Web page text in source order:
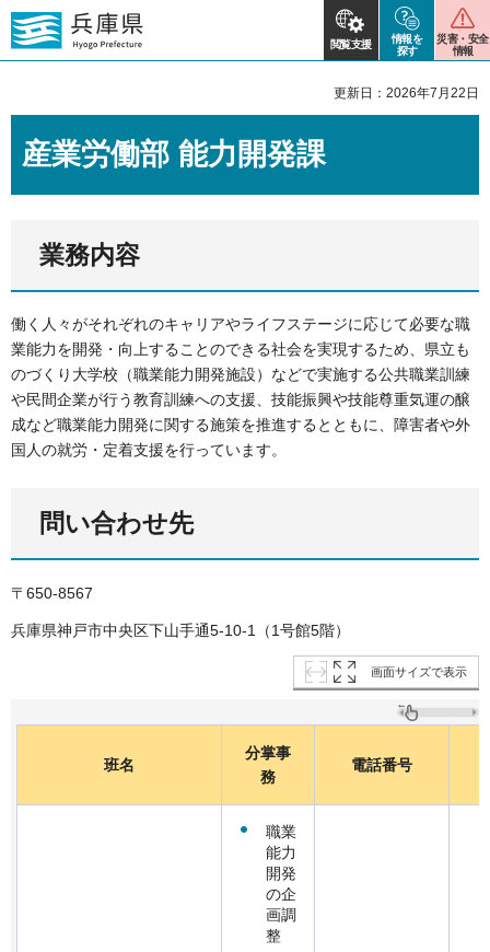
閲覧支援
情報を
探す
災害・安全
情報
更新日：2026年7月22日
産業労働部 能力開発課
業務内容
働く人々がそれぞれのキャリアやライフステージに応じて必要な職
業能力を開発・向上することのできる社会を実現するため、県立も
のづくり大学校（職業能力開発施設）などで実施する公共職業訓練
や民間企業が行う教育訓練への支援、技能振興や技能尊重気運の醸
成など職業能力開発に関する施策を推進するとともに、障害者や外
国人の就労・定着支援を行っています。
問い合わせ先
〒650-8567
兵庫県神戸市中央区下山手通5-10-1（1号館5階）
画面サイズで表示
班名
分掌事
務
電話番号
職業
能力
開発
の企
画調
整